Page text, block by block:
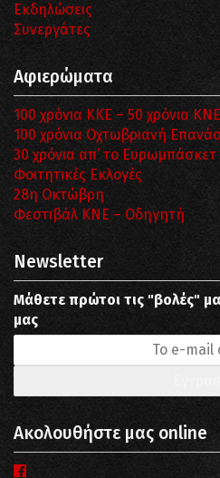
Εκδηλώσεις
Συνεργάτες
Αφιερώματα
100 χρόνια ΚΚΕ – 50 χρόνια ΚΝΕ
100 χρόνια Οχτωβριανή
30 χρόνια απ’ το Ευρωμπάσκετ
Φοιτητικές Εκλογές
28η Οκτώβρη
Φεστιβάλ ΚΝΕ – Οδηγητή
Newsletter
Μάθετε πρώτοι τις "βολές"
μας
Ακολουθήστε μας online